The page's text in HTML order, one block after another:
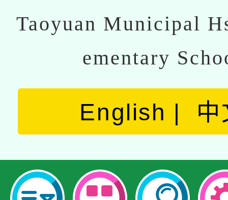
Taoyuan Municipal
ementary
English 中